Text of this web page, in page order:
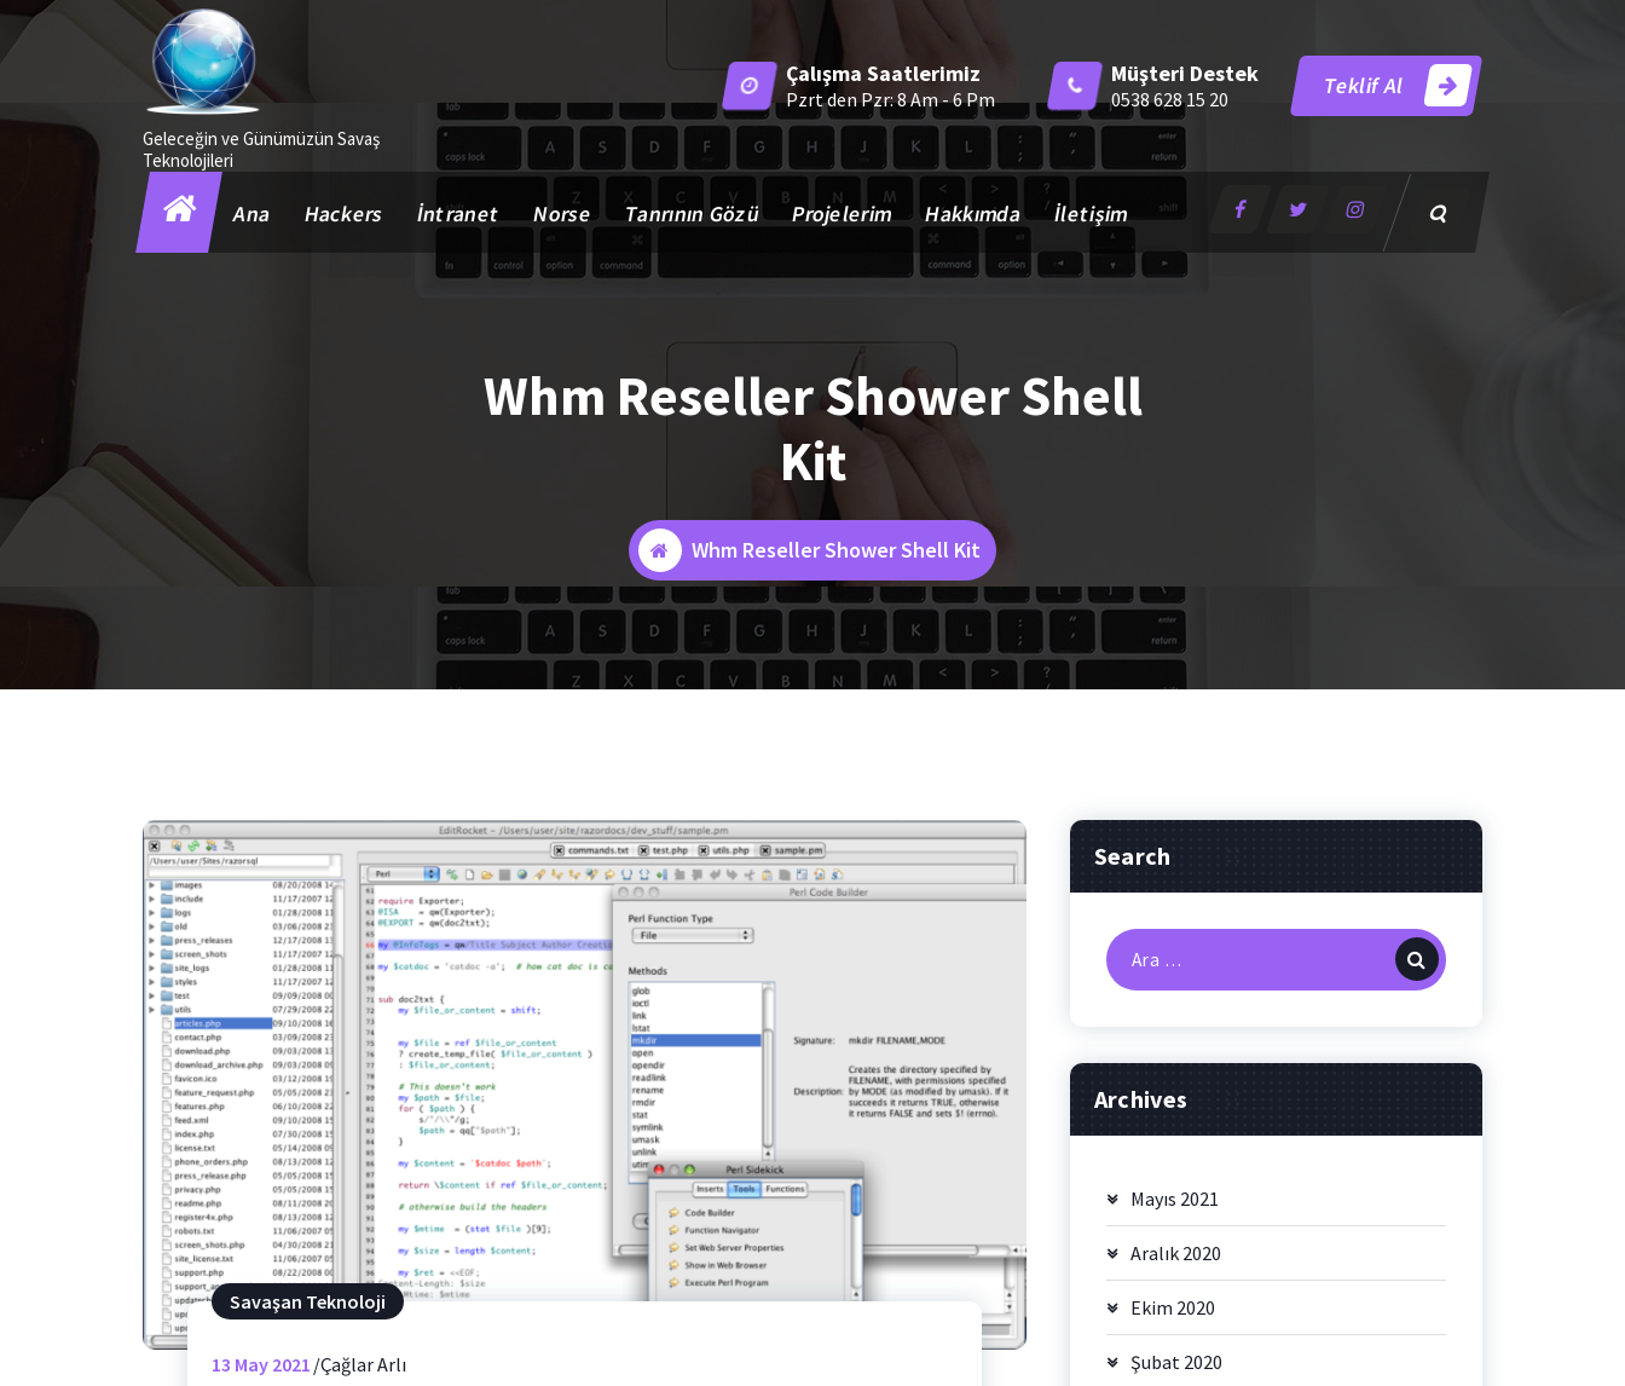
İçeriğe
geç
Geleceğin ve Günümüzün Savaş
Teknolojileri
Çalışma Saatlerimiz
Pzrt den Pzr: 8 Am - 6 Pm
Müşteri Destek
0538 628 15 20 Teklif Al
Ana Hackers İntranet Norse Tanrının Gözü Projelerim Hakkımda İletişim
Whm Reseller Shower Shell
Kit
Whm Reseller Shower Shell Kit
Savaşan Teknoloji
13 May 2021 Çağlar Arlı
Search
Arama:
Archives
Mayıs 2021
Aralık 2020
Ekim 2020
Şubat 2020